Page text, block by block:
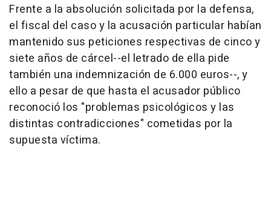
Frente a la absolución solicitada por la defensa,
el fiscal del caso y la acusación particular habían
mantenido sus peticiones respectivas de cinco y
siete años de cárcel--el letrado de ella pide
también una indemnización de 6.000 euros--, y
ello a pesar de que hasta el acusador público
reconoció los "problemas psicológicos y las
distintas contradicciones" cometidas por la
supuesta víctima.